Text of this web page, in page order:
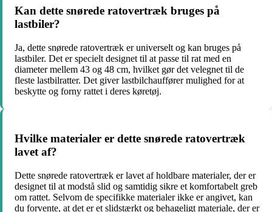
Kan dette snørede ratovertræk bruges på
lastbiler?
Ja, dette snørede ratovertræk er universelt og kan bruges på
lastbiler. Det er specielt designet til at passe til rat med en
diameter mellem 43 og 48 cm, hvilket gør det velegnet til de
fleste lastbilratter. Det giver lastbilchauffører mulighed for at
beskytte og forny rattet i deres køretøj.
Hvilke materialer er dette snørede ratovertræk
lavet af?
Dette snørede ratovertræk er lavet af holdbare materialer, der er
designet til at modstå slid og samtidig sikre et komfortabelt greb
om rattet. Selvom de specifikke materialer ikke er angivet, kan
du forvente, at det er et slidstærkt og behageligt materiale, der er